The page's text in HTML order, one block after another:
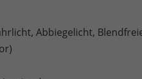
Abbiegelicht,